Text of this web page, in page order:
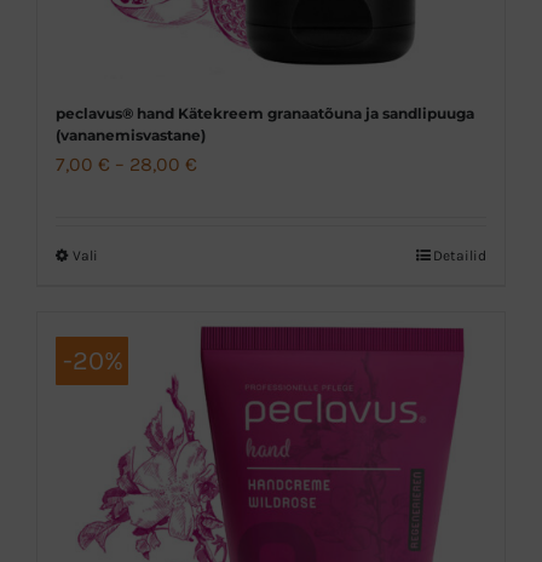
peclavus® hand Kätekreem granaatõuna ja sandlipuuga
(vananemisvastane)
7,00 € – 28,00 €
Vali
on
mitu
varianti.
Valikuid
saab
teha
tootelehel.
Detailid
-20%